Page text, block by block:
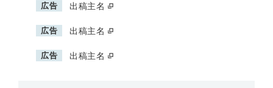
広告 出稿主名
広告 出稿主名
広告 出稿主名